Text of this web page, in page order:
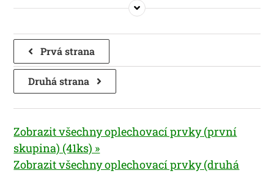
Prvá strana
Druhá strana
Zobrazit všechny oplechovací prvky (první
skupina) (41ks) »
Zobrazit všechny oplechovací prvky (druhá